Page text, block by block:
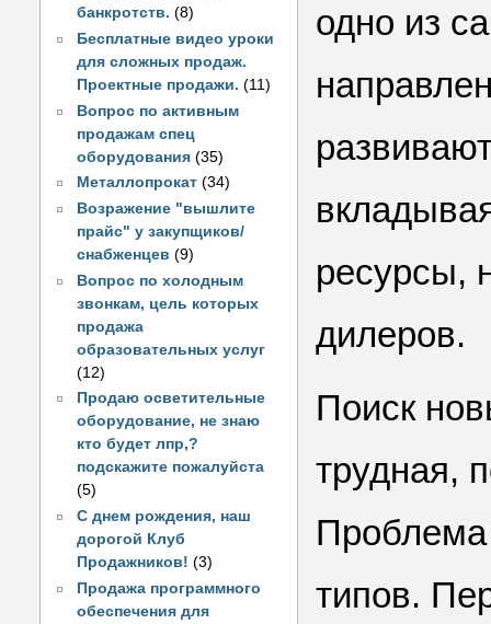
банкротств. (8)
Бесплатные видео уроки
для сложных продаж.
Проектные продажи. (11)
Вопрос по активным
продажам спец
оборудования (35)
Металлопрокат (34)
Возражение "вышлите
прайс" у закупщиков/
снабженцев (9)
Вопрос по холодным
звонкам, цель которых
продажа
образовательных услуг
(12)
Продаю осветительные
оборудование, не знаю
кто будет лпр,?
подскажите пожалуйста
(5)
С днем рождения, наш
дорогой Клуб
Продажников! (3)
Продажа программного
обеспечения для
одно из
ресурсы,
дилеров.
Поиск
трудная,
типов.